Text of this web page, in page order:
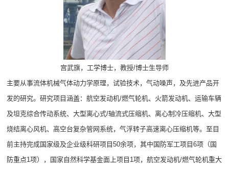
宫武旗，工学博士，教授/博士生导师
主要从事流体机械气体动力学原理，试验技术，气动噪声，及先进产品开
发的研究。研究项目涵盖：航空发动机/燃气轮机、火箭发动机、运输车辆
及坦克综合传动系统、大型离心式/轴流式压缩机、离心制冷压缩机、大型
烧结离心风机、高空台复杂管网系统，气浮转子高速离心压缩机等。至 目
前主持完成国家级及企业级科研项目50余项，其中国防军工项目6项（ 国
防重点1项），国家自然科学基金面上项目1项，航空发动机/燃气轮机重大